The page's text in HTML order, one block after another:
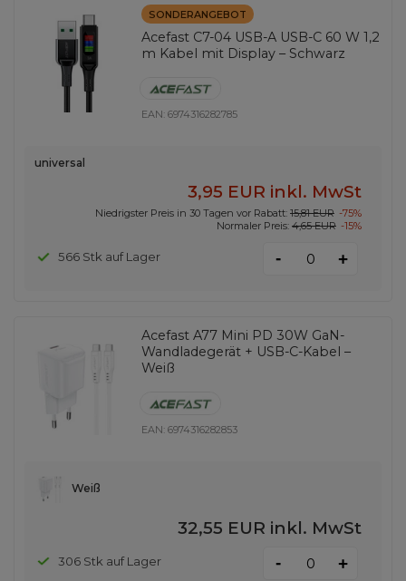
SONDERANGEBOT
Acefast C7-04 USB-A USB-C 60 W 1,2
m Kabel mit Display – Schwarz
EAN:6974316282785
universal
3,95 EUR inkl. MwSt
Niedrigster Preis in 30 Tagen vor Rabatt: 15,81 EUR -75%
Normaler Preis: 4,65 EUR -15%
566 Stk auf Lager - +
Acefast A77 Mini PD 30W GaN-
Wandladegerät + USB-C-Kabel –
Weiß
EAN:6974316282853
Weiß
32,55 EUR inkl. MwSt
306 Stk auf Lager - +